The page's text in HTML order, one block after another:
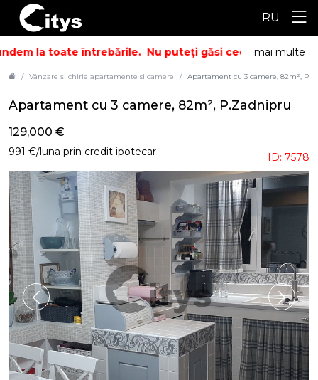
RU
la toate întrebările. Nu puteți găsi ceea ce căutați?
mai multe
Vânzare și chirie apartamente si camere Apartament cu 3 camere, 82m²,
Apartament cu 3 camere, 82m², P.Zadnipru
ID: 7578
129,000 €
991 €/luna prin credit ipotecar